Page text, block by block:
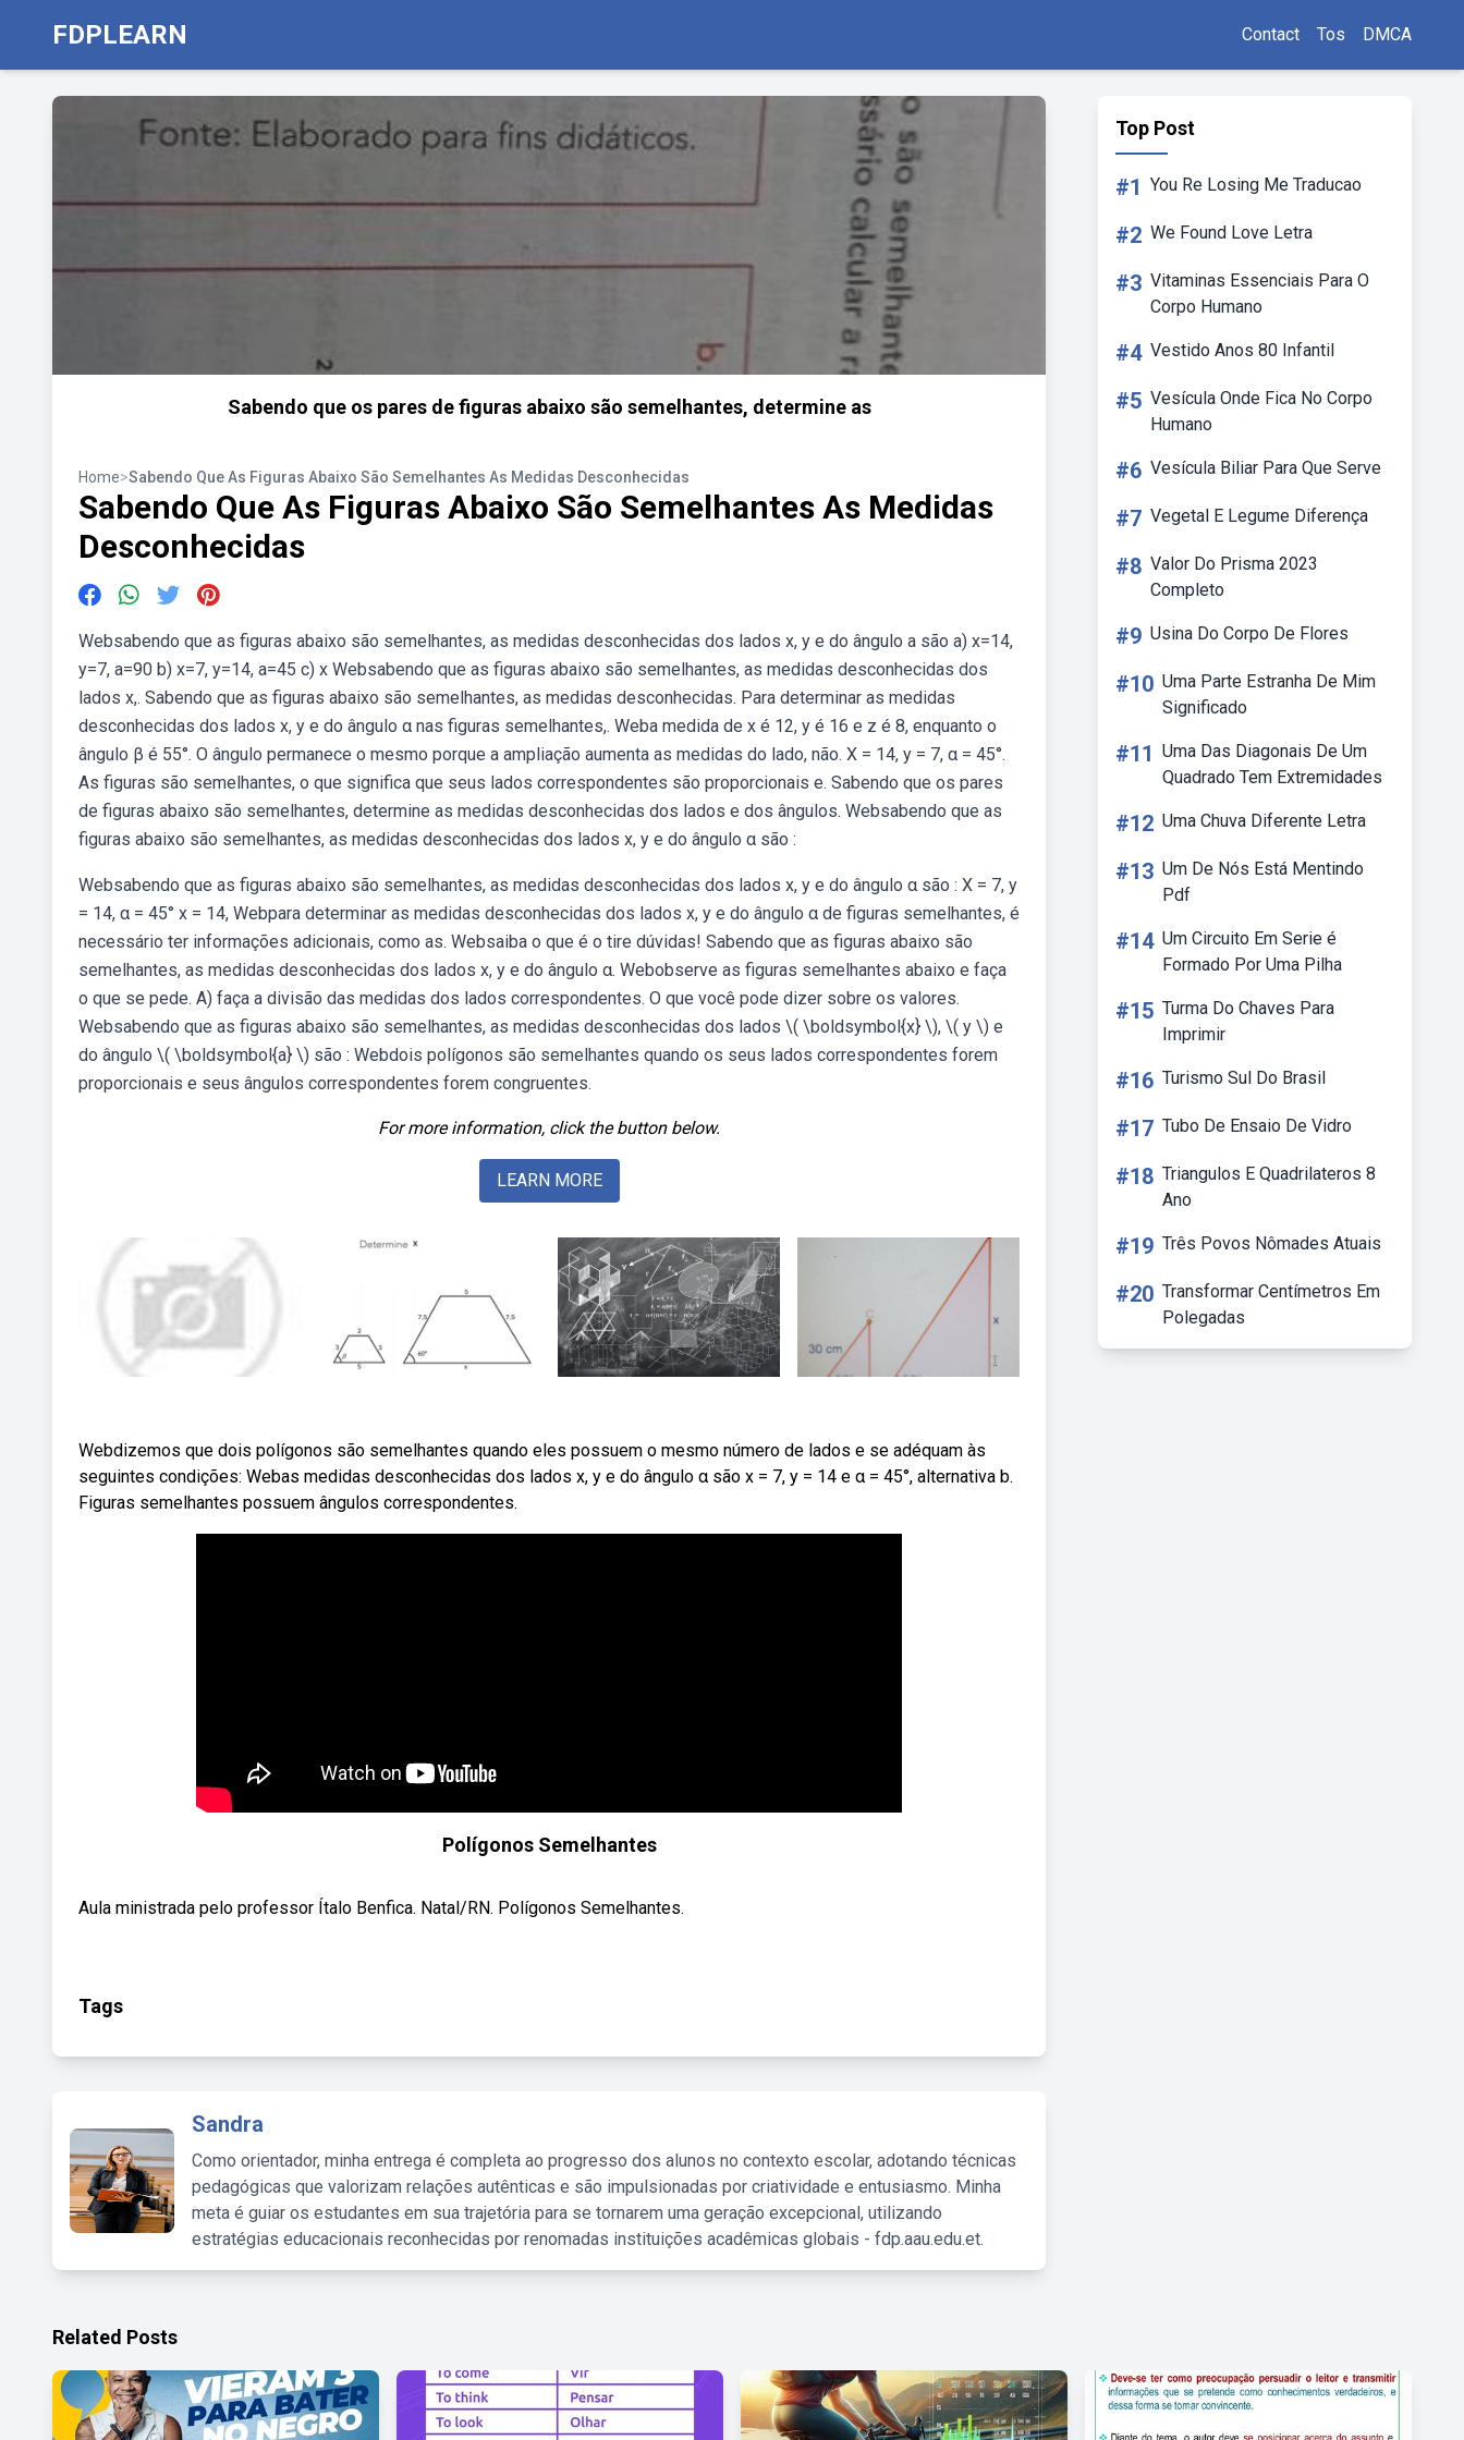
FDPLEARN Contact Tos DMCA
Sabendo que os pares de figuras abaixo são semelhantes, determine as
Home>Sabendo Que As Figuras Abaixo São Semelhantes As Medidas Desconhecidas
Sabendo Que As Figuras Abaixo São Semelhantes As Medidas
Desconhecidas
Websabendo que as figuras abaixo são semelhantes, as medidas desconhecidas dos lados x, y e do ângulo a são a) x=14,
y=7, a=90 b) x=7, y=14, a=45 c) x Websabendo que as figuras abaixo são semelhantes, as medidas desconhecidas dos
lados x,. Sabendo que as figuras abaixo são semelhantes, as medidas desconhecidas. Para determinar as medidas
desconhecidas dos lados x, y e do ângulo α nas figuras semelhantes,. Weba medida de x é 12, y é 16 e z é 8, enquanto o
ângulo β é 55°. O ângulo permanece o mesmo porque a ampliação aumenta as medidas do lado, não. X = 14, y = 7, α = 45°.
As figuras são semelhantes, o que significa que seus lados correspondentes são proporcionais e. Sabendo que os pares
de figuras abaixo são semelhantes, determine as medidas desconhecidas dos lados e dos ângulos. Websabendo que as
figuras abaixo são semelhantes, as medidas desconhecidas dos lados x, y e do ângulo α são :
Websabendo que as figuras abaixo são semelhantes, as medidas desconhecidas dos lados x, y e do ângulo α são : X = 7, y
= 14, α = 45° x = 14, Webpara determinar as medidas desconhecidas dos lados x, y e do ângulo α de figuras semelhantes, é
necessário ter informações adicionais, como as. Websaiba o que é o tire dúvidas! Sabendo que as figuras abaixo são
semelhantes, as medidas desconhecidas dos lados x, y e do ângulo α. Webobserve as figuras semelhantes abaixo e faça
o que se pede. A) faça a divisão das medidas dos lados correspondentes. O que você pode dizer sobre os valores.
Websabendo que as figuras abaixo são semelhantes, as medidas desconhecidas dos lados \( \boldsymbol{x} \), \( y \) e
do ângulo \( \boldsymbol{a} \) são : Webdois polígonos são semelhantes quando os seus lados correspondentes forem
proporcionais e seus ângulos correspondentes forem congruentes.
For more information, click the button below.
LEARN MORE
Webdizemos que dois polígonos são semelhantes quando eles possuem o mesmo número de lados e se adéquam às
seguintes condições: Webas medidas desconhecidas dos lados x, y e do ângulo α são x = 7, y = 14 e α = 45°, alternativa b.
Figuras semelhantes possuem ângulos correspondentes.
Polígonos Semelhantes
Aula ministrada pelo professor Ítalo Benfica. Natal/RN. Polígonos Semelhantes.
Tags
Sandra
Como orientador, minha entrega é completa ao progresso dos alunos no contexto escolar, adotando técnicas
pedagógicas que valorizam relações autênticas e são impulsionadas por criatividade e entusiasmo. Minha
meta é guiar os estudantes em sua trajetória para se tornarem uma geração excepcional, utilizando
estratégias educacionais reconhecidas por renomadas instituições acadêmicas globais - fdp.aau.edu.et.
Top Post
#1 You Re Losing Me Traducao
#2 We Found Love Letra
#3 Vitaminas Essenciais Para O
Corpo Humano
#4 Vestido Anos 80 Infantil
#5 Vesícula Onde Fica No Corpo
Humano
#6 Vesícula Biliar Para Que Serve
#7 Vegetal E Legume Diferença
#8 Valor Do Prisma 2023
Completo
#9 Usina Do Corpo De Flores
#10 Uma Parte Estranha De Mim
Significado
#11 Uma Das Diagonais De Um
Quadrado Tem Extremidades
#12 Uma Chuva Diferente Letra
#13 Um De Nós Está Mentindo
Pdf
#14 Um Circuito Em Serie é
Formado Por Uma Pilha
#15 Turma Do Chaves Para
Imprimir
#16 Turismo Sul Do Brasil
#17 Tubo De Ensaio De Vidro
#18 Triangulos E Quadrilateros 8
Ano
#19 Três Povos Nômades Atuais
#20 Transformar Centímetros Em
Polegadas
Related Posts